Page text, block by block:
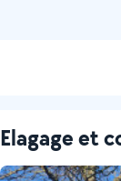
Elagage et